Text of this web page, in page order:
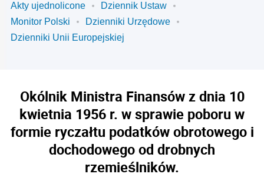
Akty ujednolicone
Dziennik Ustaw
Monitor Polski
Dzienniki Urzędowe
Dzienniki Unii Europejskiej
Okólnik Ministra Finansów z dnia 10
kwietnia 1956 r. w sprawie poboru w
formie ryczałtu podatków obrotowego i
dochodowego od drobnych
rzemieślników.